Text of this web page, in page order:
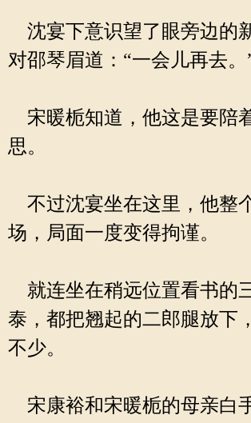
沈宴下意识望了眼旁边的
对邵琴眉道：“一会儿再去。
宋暖栀知道，他这是要陪
思。
不过沈宴坐在这里，他整
场，局面一度变得拘谨。
就连坐在稍远位置看书的
泰，都把翘起的二郎腿放下
不少。
宋康裕和宋暖栀的母亲白